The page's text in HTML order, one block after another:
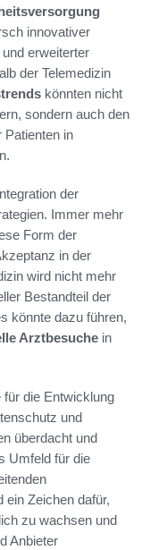
innovativer
erweiterter
der Telemedizin
könnten nicht
sondern auch den
Patienten in
der
Immer mehr
Form der
in der
wird nicht mehr
Bestandteil der
könnte dazu führen,
Arztbesuche in
für die Entwicklung
und
überdacht und
Umfeld für die
ein Zeichen dafür,
zu wachsen und
Anbieter